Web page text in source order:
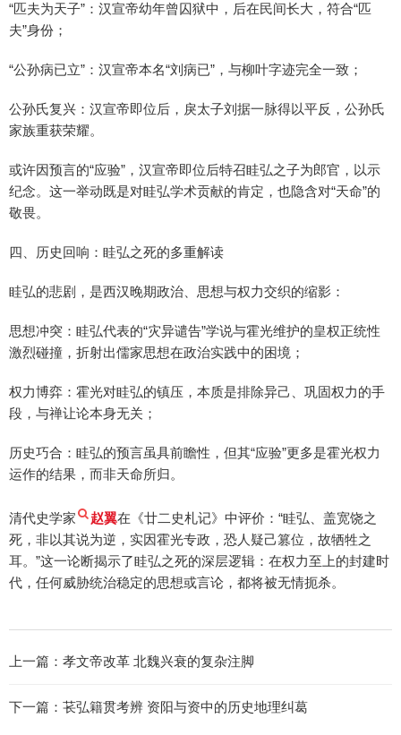
“匹夫为天子”：汉宣帝幼年曾囚狱中，后在民间长大，符合“匹
夫”身份；
“公孙病已立”：汉宣帝本名“刘病已”，与柳叶字迹完全一致；
公孙氏复兴：汉宣帝即位后，戾太子刘据一脉得以平反，公孙氏
家族重获荣耀。
或许因预言的“应验”，汉宣帝即位后特召眭弘之子为郎官，以示
纪念。这一举动既是对眭弘学术贡献的肯定，也隐含对“天命”的
敬畏。
四、历史回响：眭弘之死的多重解读
眭弘的悲剧，是西汉晚期政治、思想与权力交织的缩影：
思想冲突：眭弘代表的“灾异谴告”学说与霍光维护的皇权正统性
激烈碰撞，折射出儒家思想在政治实践中的困境；
权力博弈：霍光对眭弘的镇压，本质是排除异己、巩固权力的手
段，与禅让论本身无关；
历史巧合：眭弘的预言虽具前瞻性，但其“应验”更多是霍光权力
运作的结果，而非天命所归。
清代史学家 赵翼在《廿二史札记》中评价：“眭弘、盖宽饶之
死，非以其说为逆，实因霍光专政，恐人疑己篡位，故牺牲之
耳。”这一论断揭示了眭弘之死的深层逻辑：在权力至上的封建时
代，任何威胁统治稳定的思想或言论，都将被无情扼杀。
上一篇： 孝文帝改革 北魏兴衰的复杂注脚
下一篇： 苌弘籍贯考辨 资阳与资中的历史地理纠葛